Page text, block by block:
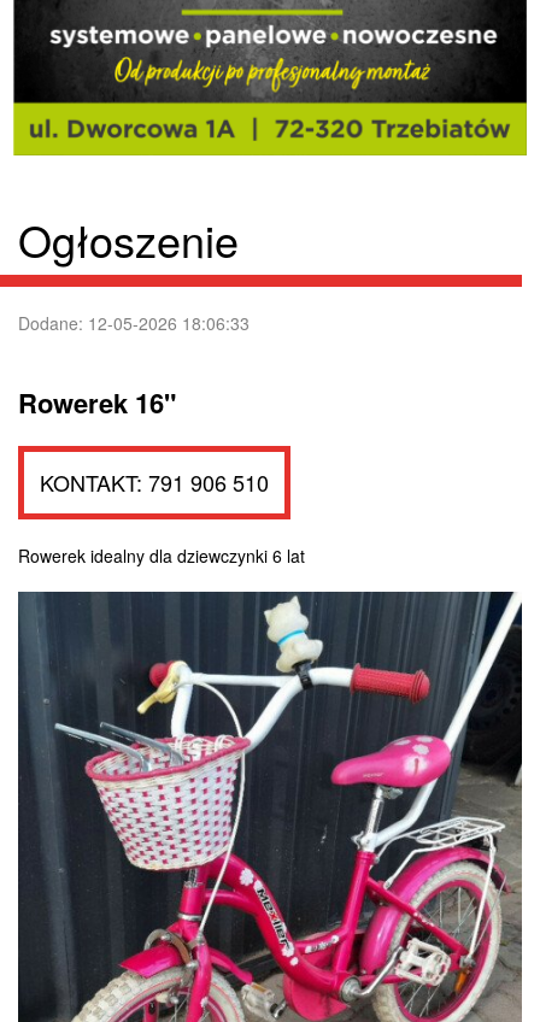
Ogłoszenie
Dodane: 12-05-2026 18:06:33
Rowerek 16"
KONTAKT: 791 906 510
Rowerek idealny dla dziewczynki 6 lat